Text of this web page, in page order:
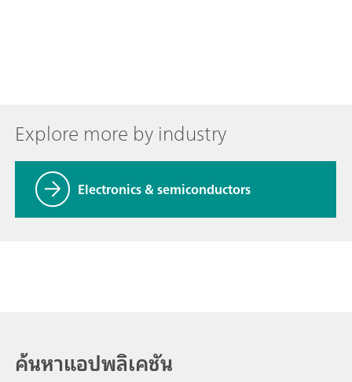
Explore more by industry
Electronics & semiconductors
ค้นหาแอปพลิเคชัน